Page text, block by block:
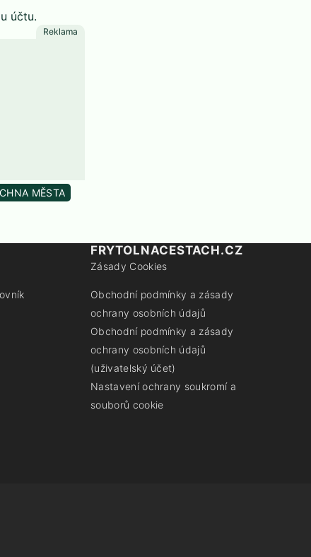
účtu.
MĚSTA
FRYTOLNACESTACH.CZ
Zásady Cookies
Obchodní podmínky a zásady
ochrany osobních údajů
Obchodní podmínky a zásady
ochrany osobních údajů
(uživatelský účet)
Nastavení ochrany soukromí a
souborů cookie